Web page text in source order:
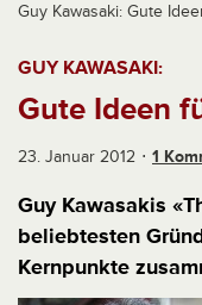
Guy Kawasaki: Gute
GUY KAWASAKI:
Gute Ideen
23. Januar 2012 1
Guy Kawasakis
beliebtesten
Kernpunkte